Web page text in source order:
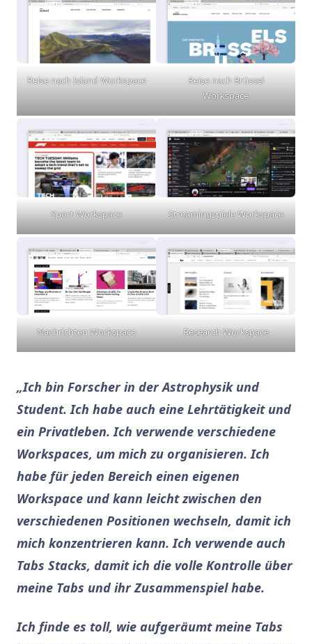
Reise nach Island Workspace
Reise nach Brüssel
Workspace
Sport Workspace Streamingspiele Workspace
Nachrichten Workspace Research Workspace
„Ich bin Forscher in der Astrophysik und
Student. Ich habe auch eine Lehrtätigkeit und
ein Privatleben. Ich verwende verschiedene
Workspaces, um mich zu organisieren. Ich
habe für jeden Bereich einen eigenen
Workspace und kann leicht zwischen den
verschiedenen Positionen wechseln, damit ich
mich konzentrieren kann. Ich verwende auch
Tabs Stacks, damit ich die volle Kontrolle über
meine Tabs und ihr Zusammenspiel habe.
Ich finde es toll, wie aufgeräumt meine Tabs